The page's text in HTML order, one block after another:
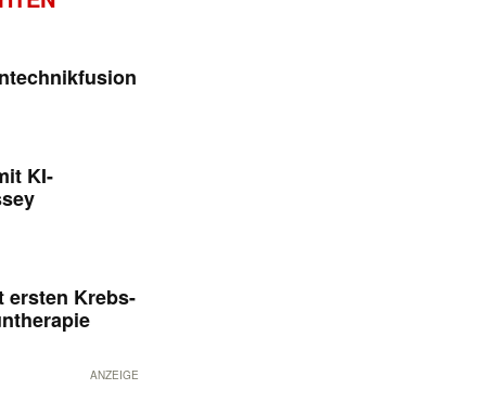
KI-
ersten Krebs-
ANZEIGE